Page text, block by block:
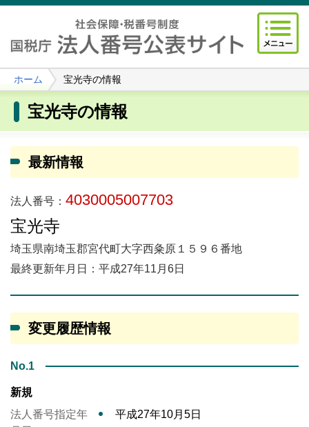
ホーム 宝光寺の情報
宝光寺の情報
最新情報
法人番号： 4030005007703
宝光寺
埼玉県南埼玉郡宮代町大字西粂原１５９６番地
最終更新年月日：平成27年11月6日
変更履歴情報
No.1
新規
法人番号指定年
平成27年10月5日